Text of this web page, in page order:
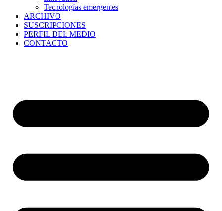
Tecnologías emergentes
ARCHIVO
SUSCRIPCIONES
PERFIL DEL MEDIO
CONTACTO